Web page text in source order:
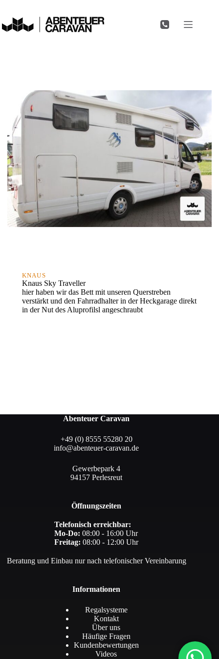
KNAUS
Knaus Sky Traveller
hier haben wir das Bett mit unseren Querstreben
verstärkt und den Fahrradhalter in der Heckgarage direkt
in der Nut des Aluprofilsl angeschraubt
Abenteuer Caravan
+49 (0) 8555 55280 20
info@abenteuer-caravan.de
Gewerbepark 4
94157 Perlesreut
Öffnungszeiten
Telefonisch erreichbar:
Mo-Do: 08:00 - 16:00 Uhr
Freitag:08:00 - 12:00 Uhr
Beratung und Einbau nur nach telefonischer Vereinbarung
Informationen
Regalsysteme
Kontakt
Über uns
Häufige Fragen
Kundenbewertungen
Videos